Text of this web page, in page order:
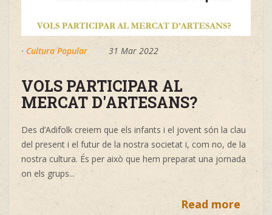
· Cultura Popular 31 Mar 2022
VOLS PARTICIPAR AL
MERCAT D'ARTESANS?
Des d’Adifolk creiem que els infants i el jovent són la clau
del present i el futur de la nostra societat i, com no, de la
nostra cultura. És per això que hem preparat una jornada
on els grups...
Read more